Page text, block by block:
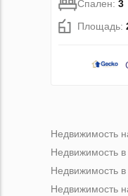
Спален: 3
Площадь:
Недвижимость
Недвижимость в
Недвижимость в
Недвижимость